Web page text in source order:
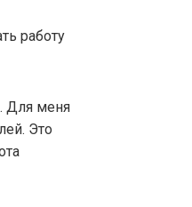
работу
Для меня
Это